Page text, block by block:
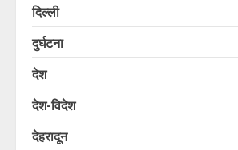
दिल्ली
दुर्घटना
देश
देश-विदेश
देहरादून